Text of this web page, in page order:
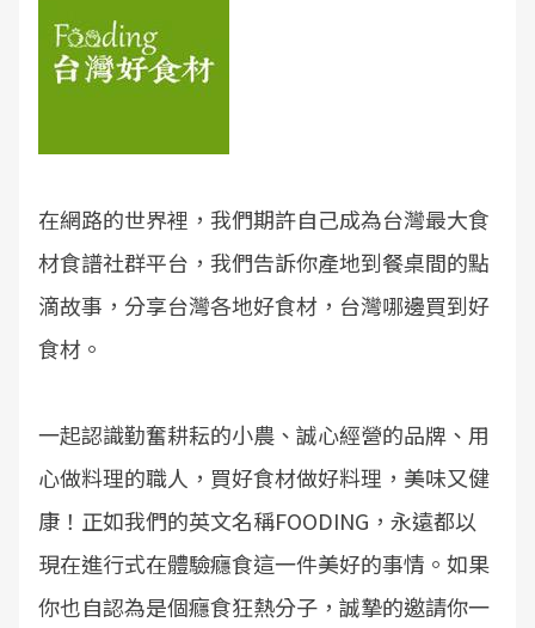
在網路的世界裡，我們期許自己成為台灣最大食
材食譜社群平台，我們告訴你產地到餐桌間的點
滴故事，分享台灣各地好食材，台灣哪邊買到好
食材。
一起認識勤奮耕耘的小農、誠心經營的品牌、用
心做料理的職人，買好食材做好料理，美味又健
康！正如我們的英文名稱FOODING，永遠都以
現在進行式在體驗癮食這一件美好的事情。如果
你也自認為是個癮食狂熱分子，誠摯的邀請你一